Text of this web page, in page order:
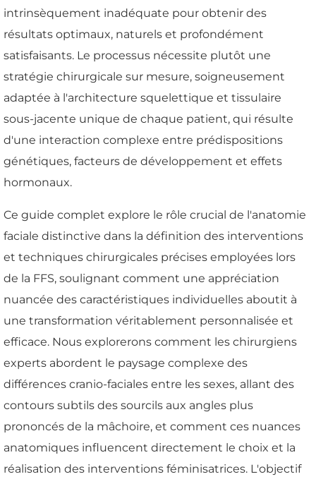
intrinsèquement inadéquate pour obtenir des
résultats optimaux, naturels et profondément
satisfaisants. Le processus nécessite plutôt une
stratégie chirurgicale sur mesure, soigneusement
adaptée à l'architecture squelettique et tissulaire
sous-jacente unique de chaque patient, qui résulte
d'une interaction complexe entre prédispositions
génétiques, facteurs de développement et effets
hormonaux.
Ce guide complet explore le rôle crucial de l'anatomie
faciale distinctive dans la définition des interventions
et techniques chirurgicales précises employées lors
de la FFS, soulignant comment une appréciation
nuancée des caractéristiques individuelles aboutit à
une transformation véritablement personnalisée et
efficace. Nous explorerons comment les chirurgiens
experts abordent le paysage complexe des
différences cranio-faciales entre les sexes, allant des
contours subtils des sourcils aux angles plus
prononcés de la mâchoire, et comment ces nuances
anatomiques influencent directement le choix et la
réalisation des interventions féminisatrices. L'objectif